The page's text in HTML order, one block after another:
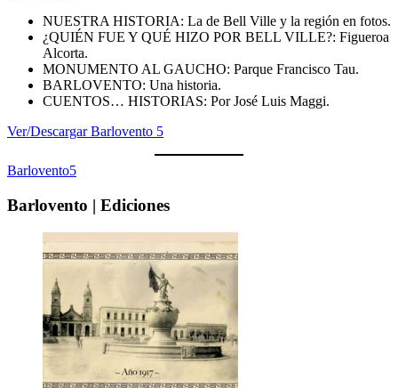
NUESTRA HISTORIA: La de Bell Ville y la región en fotos.
¿QUIÉN FUE Y QUÉ HIZO POR BELL VILLE?: Figueroa
Alcorta.
MONUMENTO AL GAUCHO: Parque Francisco Tau.
BARLOVENTO: Una historia.
CUENTOS… HISTORIAS: Por José Luis Maggi.
Ver/Descargar Barlovento 5
Barlovento5
Barlovento | Ediciones